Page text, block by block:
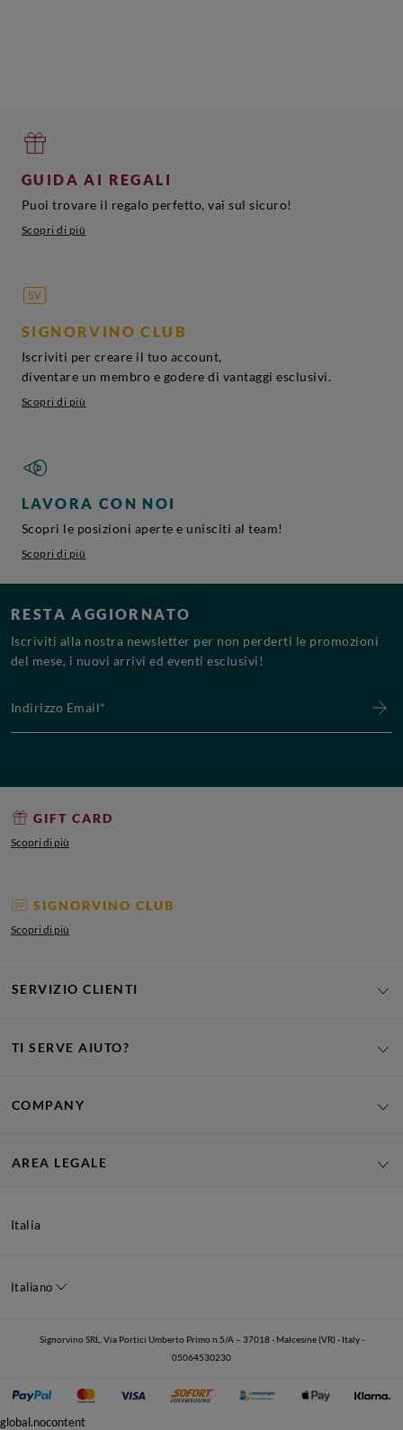
GUIDA AI REGALI
Puoi trovare il regalo perfetto, vai sul sicuro!
Scopri di più
SIGNORVINO CLUB
Iscriviti per creare il tuo account,
diventare un membro e godere di vantaggi esclusivi.
Scopri di più
LAVORA CON NOI
Scopri le posizioni aperte e unisciti al team!
Scopri di più
RESTA AGGIORNATO
Iscriviti alla nostra newsletter per non perderti le promozioni
del mese, i nuovi arrivi ed eventi esclusivi!
GIFT CARD
Scopri di più
SIGNORVINO CLUB
Scopri di più
SERVIZIO CLIENTI
TI SERVE AIUTO?
COMPANY
AREA LEGALE
Italia
Italiano
Signorvino SRL, Via Portici Umberto Primo n.5/A – 37018 - Malcesine (VR) - Italy -
05064530230
global.nocontent